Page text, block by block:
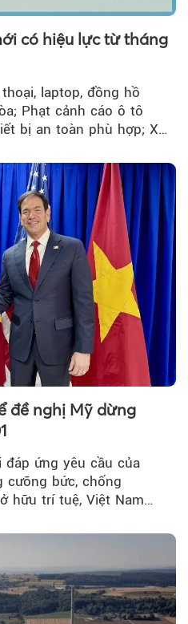
có hiệu lực từ tháng
laptop, đồng hồ
Phạt cảnh cáo ô tô
bị an toàn phù hợp; Xe
chính sách mới có
đề nghị Mỹ dừng
đáp ứng yêu cầu của
cưỡng bức, chống
hữu trí tuệ, Việt Nam